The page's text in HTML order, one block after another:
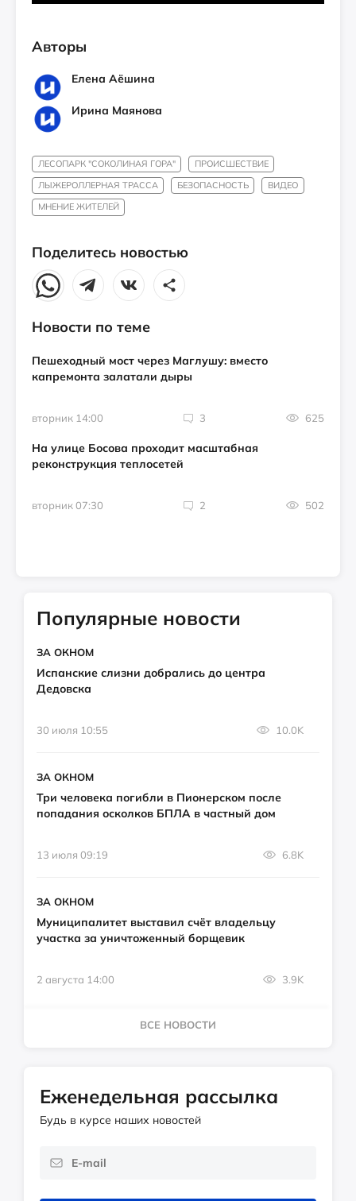
Авторы
Елена Аёшина
Ирина Маянова
ЛЕСОПАРК "СОКОЛИНАЯ ГОРА"
ПРОИСШЕСТВИЕ
ЛЫЖЕРОЛЛЕРНАЯ ТРАССА
БЕЗОПАСНОСТЬ
ВИДЕО
МНЕНИЕ ЖИТЕЛЕЙ
Поделитесь новостью
Новости по теме
Пешеходный мост через Маглушу: вместо
капремонта залатали дыры
вторник 14:00 3 625
На улице Босова проходит масштабная
реконструкция теплосетей
вторник 07:30 2 502
Популярные новости
ЗА ОКНОМ
Испанские слизни добрались до центра
Дедовска
30 июля 10:55 10.0K
ЗА ОКНОМ
Три человека погибли в Пионерском после
попадания осколков БПЛА в частный дом
13 июля 09:19 6.8K
ЗА ОКНОМ
Муниципалитет выставил счёт владельцу
участка за уничтоженный борщевик
2 августа 14:00 3.9K
ВСЕ НОВОСТИ
Еженедельная рассылка
Будь в курсе наших новостей